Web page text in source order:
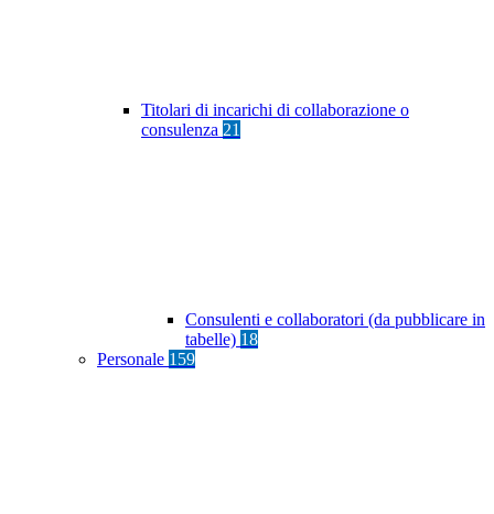
Titolari di incarichi di collaborazione o
consulenza 21
Consulenti e collaboratori (da pubblicare in
tabelle) 18
Personale 159